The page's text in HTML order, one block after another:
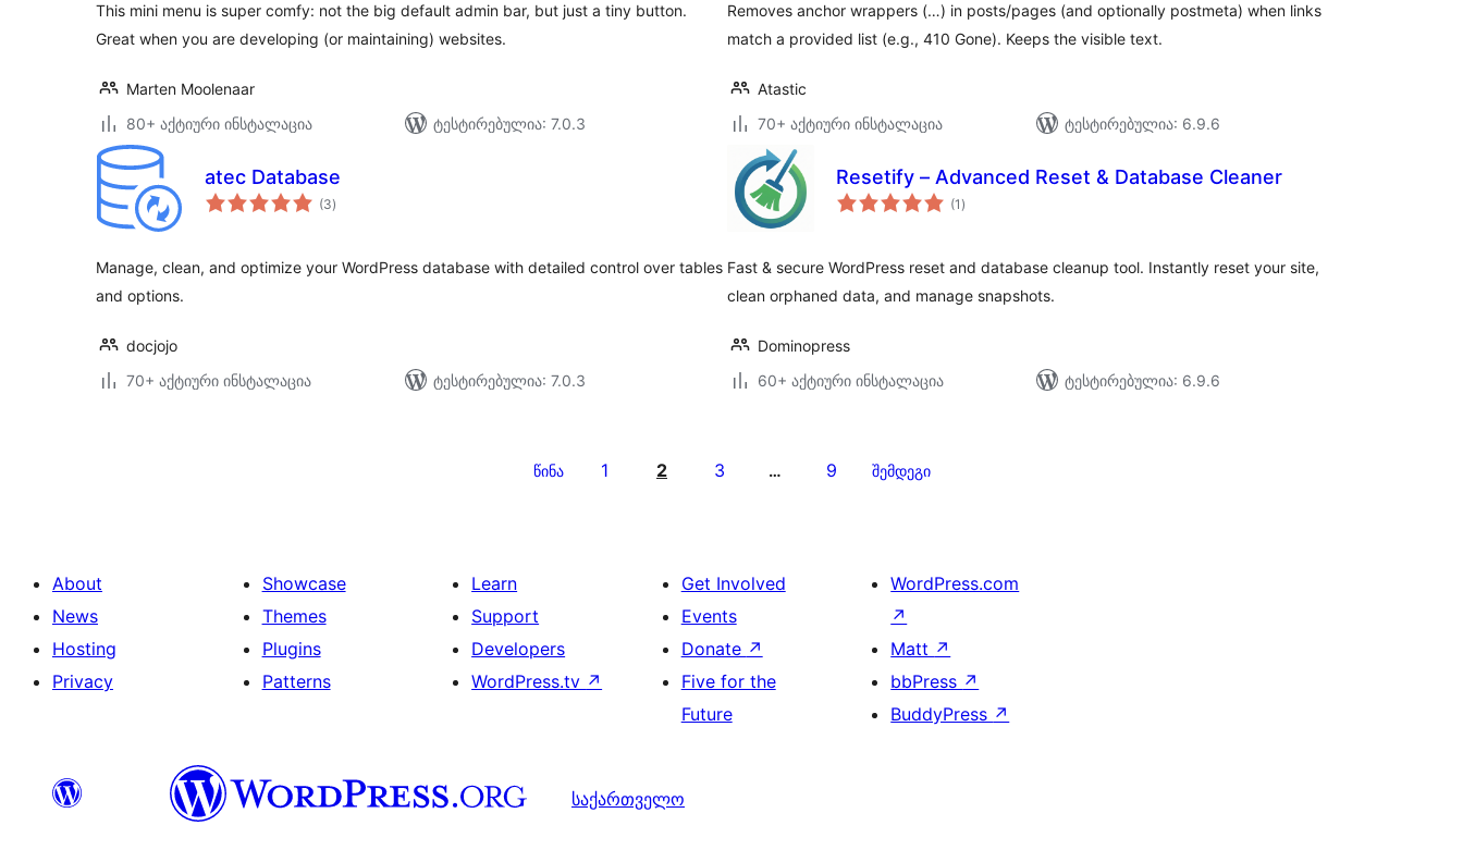
This mini menu is super comfy: not the big default admin bar, but just a tiny button.
Great when you are developing (or maintaining) websites.
Marten Moolenaar
80+ აქტიური ინსტალაცია
ტესტირებულია: 7.0.3
Removes anchor wrappers (…) in posts/pages (and optionally postmeta) when links
match a provided list (e.g., 410 Gone). Keeps the visible text.
Atastic
70+ აქტიური ინსტალაცია
ტესტირებულია: 6.9.6
atec Database
(3საერთო
რეიტინგი
)
Manage, clean, and optimize your WordPress database with detailed control over tables
and options.
docjojo
70+ აქტიური ინსტალაცია
ტესტირებულია: 7.0.3
Resetify – Advanced Reset & Database Cleaner
(1 საერთო
რეიტინგი
)
Fast & secure WordPress reset and database cleanup tool. Instantly reset your site,
clean orphaned data, and manage snapshots.
Dominopress
60+ აქტიური ინსტალაცია
ტესტირებულია: 6.9.6
წინა 1 2 3 … 9 შემდეგი
About
News
Hosting
Privacy
Showcase
Themes
Plugins
Patterns
Learn
Support
Developers
WordPress.tv ↗
Get Involved
Events
Donate ↗
Five for the
Future
WordPress.com
↗
Matt ↗
bbPress ↗
BuddyPress ↗
საქართველო